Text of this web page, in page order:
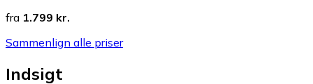
fra 1.799 kr.
Sammenlign alle priser
Indsigt